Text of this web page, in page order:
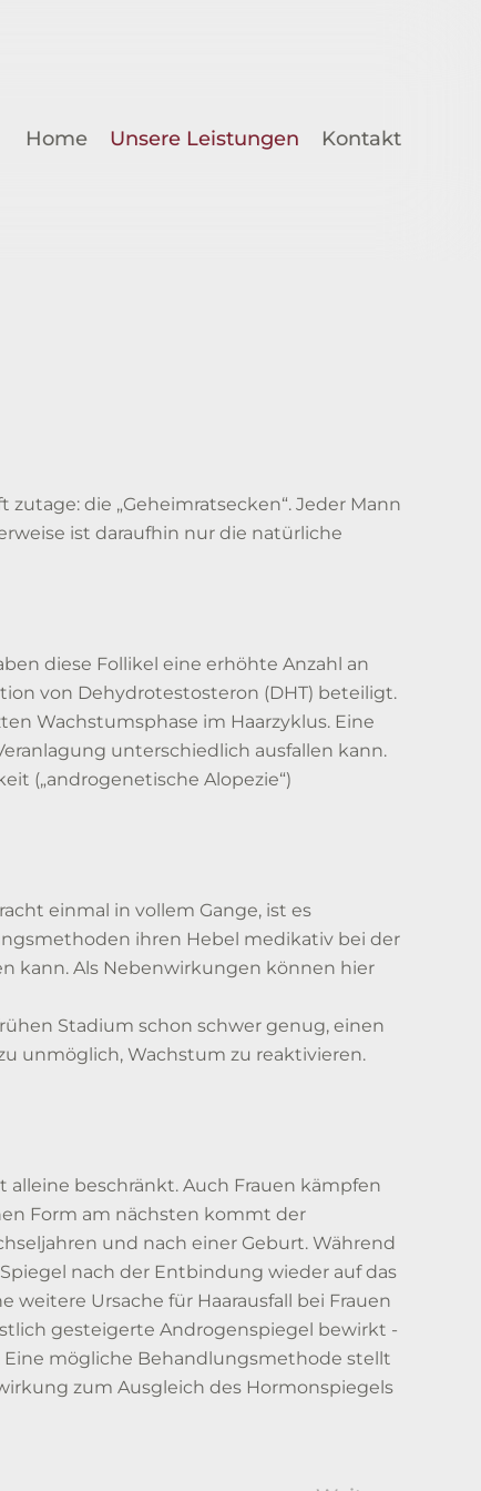
Home Unsere Leistungen Kontakt
die „Geheimratsecken“. Jeder Mann
ist daraufhin nur die natürliche
diese Follikel eine erhöhte Anzahl an
von Dehydrotestosteron (DHT) beteiligt.
Wachstumsphase im Haarzyklus. Eine
unterschiedlich ausfallen kann.
(„androgenetische Alopezie“)
einmal in vollem Gange, ist es
ihren Hebel medikativ bei der
kann. Als Nebenwirkungen können hier
Stadium schon schwer genug, einen
unmöglich, Wachstum zu reaktivieren.
beschränkt. Auch Frauen kämpfen
Form am nächsten kommt der
und nach einer Geburt. Während
nach der Entbindung wieder auf das
Ursache für Haarausfall bei Frauen
gesteigerte Androgenspiegel bewirkt -
mögliche Behandlungsmethode stellt
zum Ausgleich des Hormonspiegels